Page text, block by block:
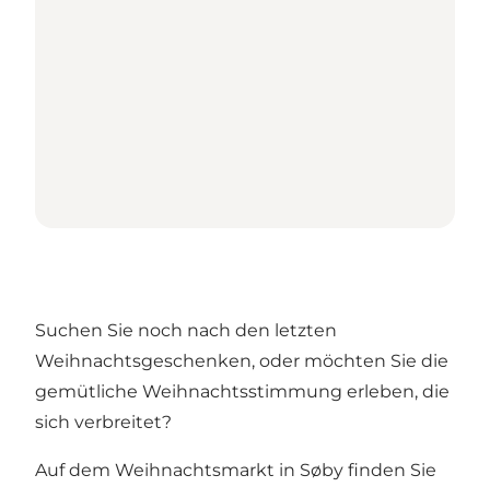
Suchen Sie noch nach den letzten
Weihnachtsgeschenken, oder möchten Sie die
gemütliche Weihnachtsstimmung erleben, die
sich verbreitet?
Auf dem Weihnachtsmarkt in Søby finden Sie